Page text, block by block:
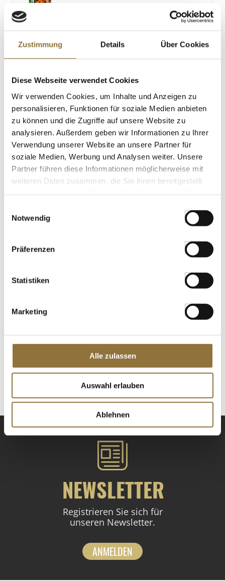
Zustimmung Details Über Cookies
Diese Webseite verwendet Cookies
Wir verwenden Cookies, um Inhalte und Anzeigen zu
personalisieren, Funktionen für soziale Medien anbieten
zu können und die Zugriffe auf unsere Website zu
analysieren. Außerdem geben wir Informationen zu Ihrer
Verwendung unserer Website an unsere Partner für
soziale Medien, Werbung und Analysen weiter. Unsere
Partner führen diese Informationen möglicherweise mit
weiteren Daten zusammen, die Sie ihnen bereitgestellt
Notwendig
Präferenzen
Statistiken
Marketing
Alle zulassen
Auswahl erlauben
Ablehnen
LEBENSMITTELKENNZEICHNUNGEN
€ 8,42
St.
LEBENSMITTELKENNZEICHNUNGEN
Harissa - Paste aus scharfen Peperoni,
Knoblauch, Kräutern und Gewürzen, 70
Art.Nr.:10880
€ 42,71/ kg
Masseria "Classico", delikat fruchtig, 1 l
NEWSLETTER
Registrieren Sie sich für
unseren Newsletter.
ANMELDEN